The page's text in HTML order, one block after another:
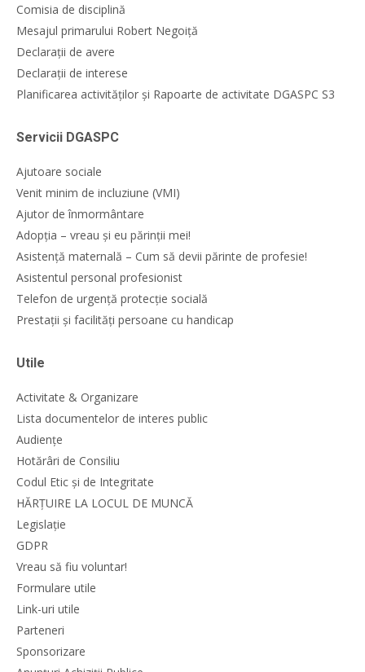
Comisia de disciplină
Mesajul primarului Robert Negoiță
Declarații de avere
Declarații de interese
Planificarea activităților și Rapoarte de activitate DGASPC S3
Servicii DGASPC
Ajutoare sociale
Venit minim de incluziune (VMI)
Ajutor de înmormântare
Adopția – vreau și eu părinții mei!
Asistență maternală – Cum să devii părinte de profesie!
Asistentul personal profesionist
Telefon de urgență protecție socială
Prestații și facilități persoane cu handicap
Utile
Activitate & Organizare
Lista documentelor de interes public
Audiențe
Hotărâri de Consiliu
Codul Etic și de Integritate
HĂRȚUIRE LA LOCUL DE MUNCĂ
Legislație
GDPR
Vreau să fiu voluntar!
Formulare utile
Link-uri utile
Parteneri
Sponsorizare